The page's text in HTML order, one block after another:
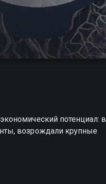
потенциал: в
возрождали крупные